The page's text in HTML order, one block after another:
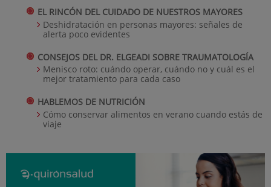
EL RINCÓN DEL CUIDADO DE NUESTROS MAYORES
Deshidratación en personas mayores: señales de
alerta poco evidentes
CONSEJOS DEL DR. ELGEADI SOBRE TRAUMATOLOGÍA
Menisco roto: cuándo operar, cuándo no y cuál es el
mejor tratamiento para cada caso
HABLEMOS DE NUTRICIÓN
Cómo conservar alimentos en verano cuando estás de
viaje